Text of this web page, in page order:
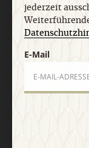
Vertrag
jederzeit
E-Mail